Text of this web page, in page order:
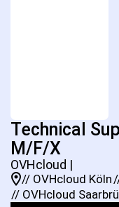
Technical
M/F/X
OVHcloud |
// OVHcloud Köln
// OVHcloud